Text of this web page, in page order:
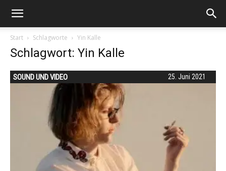
Start Schlagworte Yin Kalle
Schlagwort: Yin Kalle
25. Juni 2021
SOUND UND VIDEO